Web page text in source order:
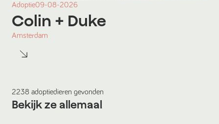
Adoptie09-08-2026
Colin + Duke
Amsterdam
2238 adoptiedieren gevonden
Bekijk ze allemaal